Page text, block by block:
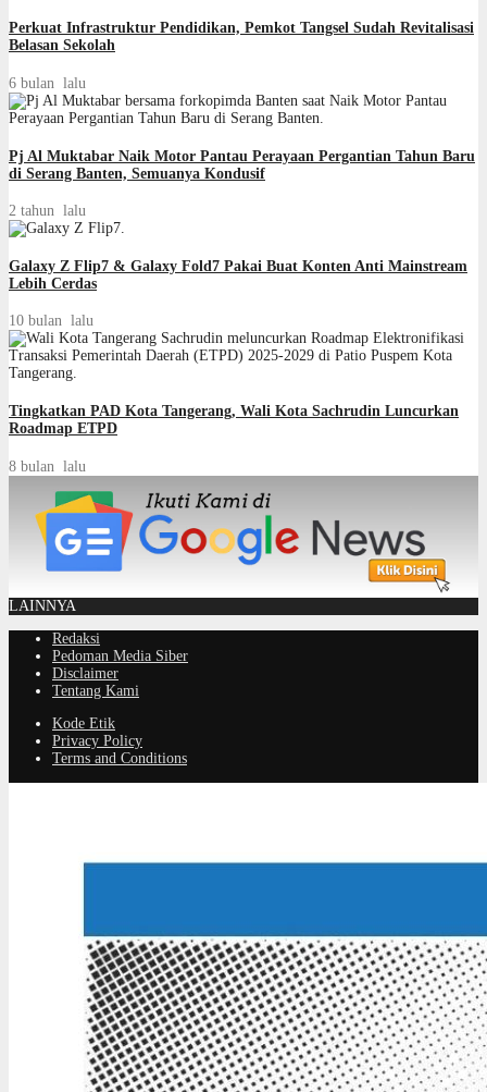
Perkuat Infrastruktur Pendidikan, Pemkot Tangsel Sudah Revitalisasi
Belasan Sekolah
6 bulan lalu
Pj Al Muktabar Naik Motor Pantau Perayaan Pergantian Tahun Baru
di Serang Banten, Semuanya Kondusif
2 tahun lalu
Galaxy Z Flip7 & Galaxy Fold7 Pakai Buat Konten Anti Mainstream
Lebih Cerdas
10 bulan lalu
Tingkatkan PAD Kota Tangerang, Wali Kota Sachrudin Luncurkan
Roadmap ETPD
8 bulan lalu
LAINNYA
Redaksi
Pedoman Media Siber
Disclaimer
Tentang Kami
Kode Etik
Privacy Policy
Terms and Conditions